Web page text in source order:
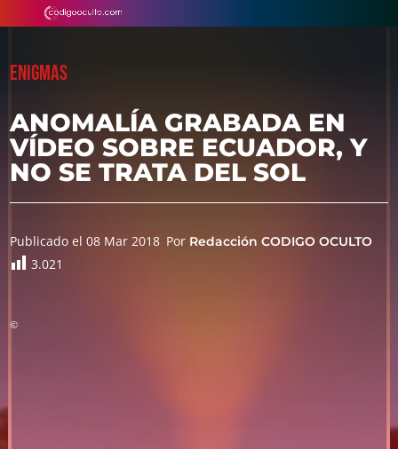
ENIGMAS
ANOMALÍA GRABADA EN
VÍDEO SOBRE ECUADOR, Y
NO SE TRATA DEL SOL
Publicado el 08 Mar 2018 Por Redacción CODIGO OCULTO
3.021
©